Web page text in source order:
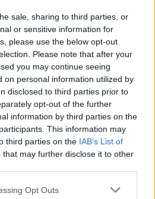
sale, sharing to third parties, or
or sensitive information for
please use the below opt-out
Please note that after your
you may continue seeing
on personal information utilized by
disclosed to third parties prior to
opt-out of the further
information by third parties on the
This information may
third parties on the IAB’s List of
that may further disclose it to other
app uses one or more Google
Opt Outs
jornada 30: ¿Quiénes
cía?
17 jugadores no podrán disputar la
jornada 30 de LaLiga 21/22 al
estar sancionados, entre ellos
Ángel Correa o Trejo. ¿Quiénes
les suplirán en los onces de sus
respectivos equipos?
está llena de baches y